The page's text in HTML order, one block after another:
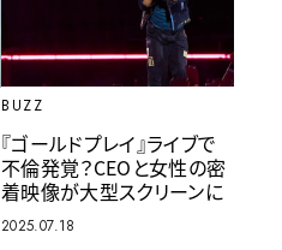
BUZZ
『ゴールドプレイ』ライブで
不倫発覚？CEOと女性の密
着映像が大型スクリーンに
2025.07.18